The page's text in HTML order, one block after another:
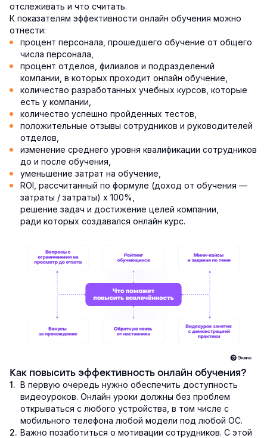
отслеживать и что считать.
К показателям эффективности онлайн обучения можно
отнести:
процент персонала, прошедшего обучение от общего
числа персонала,
процент отделов, филиалов и подразделений
компании, в которых проходит онлайн обучение,
количество разработанных учебных курсов, которые
есть у компании,
количество успешно пройденных тестов,
положительные отзывы сотрудников и руководителей
отделов,
изменение среднего уровня квалификации сотрудников
до и после обучения,
уменьшение затрат на обучение,
ROI, рассчитанный по формуле (доход от обучения —
затраты / затраты) х 100%,
решение задач и достижение целей компании,
ради которых создавался онлайн курс.
Как повысить эффективность онлайн обучения?
В первую очередь нужно обеспечить доступность
видеоуроков. Онлайн уроки должны без проблем
открываться с любого устройства, в том числе с
мобильного телефона любой модели под любой ОС.
Важно позаботиться о мотивации сотрудников. С этой